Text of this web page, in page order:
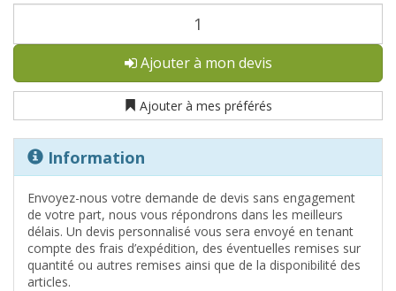
Ajouter à mon devis
Ajouter à mes préférés
Information
Envoyez-nous votre demande de devis sans engagement
de votre part, nous vous répondrons dans les meilleurs
délais. Un devis personnalisé vous sera envoyé en tenant
compte des frais d’expédition, des éventuelles remises sur
quantité ou autres remises ainsi que de la disponibilité des
articles.